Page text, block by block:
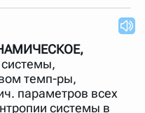
темп-ры,
параметров всех
системы в